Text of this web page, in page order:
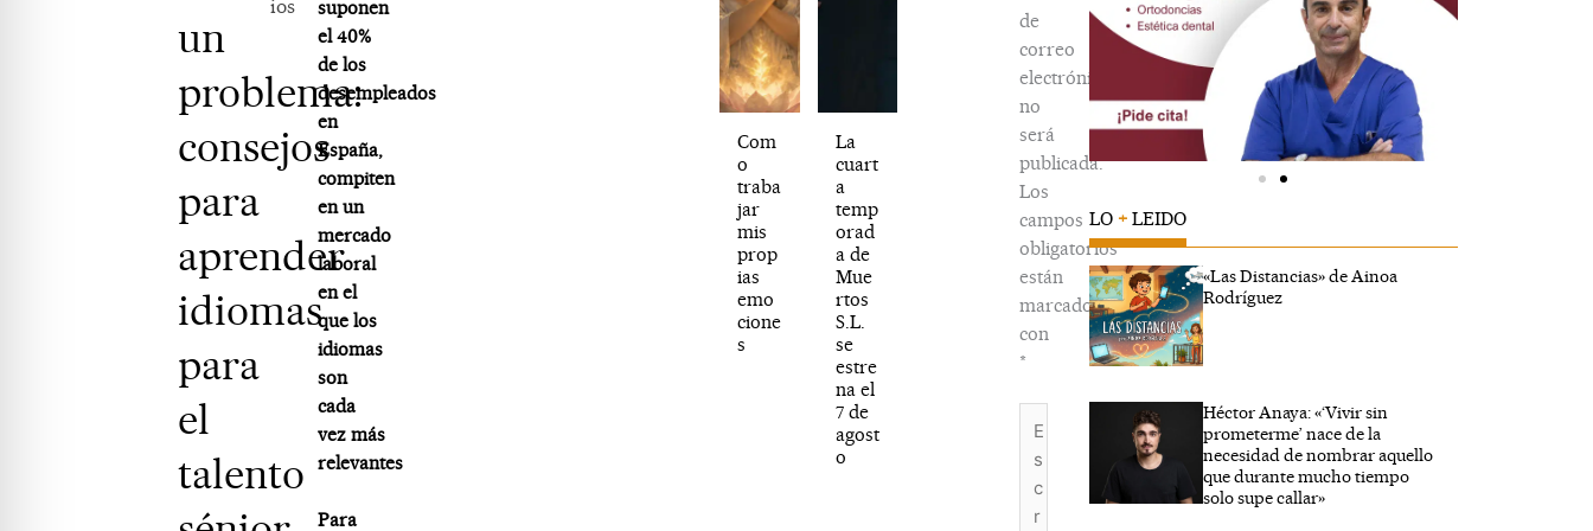
un
problema:
consejos
para
aprender
idiomas
para
el
talento
ios
suponen
el 40%
de los
desempleados
en
España,
compiten
en un
mercado
laboral
en el
que los
idiomas
son
cada
vez más
relevantes
Para
Com
o
traba
jar
mis
prop
ias
emo
cione
s
La
cuart
a
temp
orad
a de
Mue
rtos
S.L.
se
estre
na el
7 de
agost
o
de
correo
electrónico
no
será
publicada.
Los
campos
obligatorios
están
marcados
con
*
aquí...
LO +LEIDO
«Las Distancias» de Ainoa
Rodríguez
Héctor Anaya: «‘Vivir sin
prometerme’ nace de la
necesidad de nombrar aquello
que durante mucho tiempo
solo supe callar»